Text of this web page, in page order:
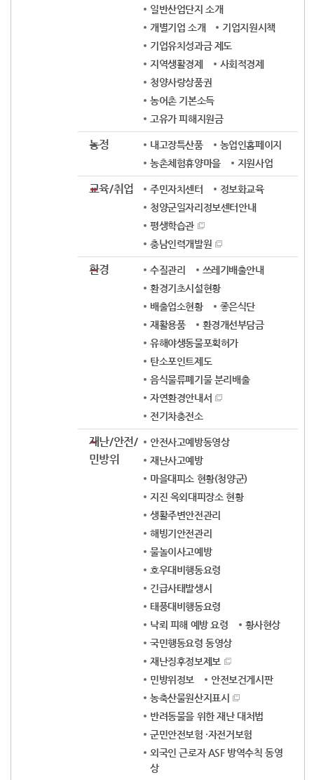
일반산업단지 소개
개별기업 소개
기업지원시책
기업유치성과금 제도
지역생활경제
사회적경제
청양사랑상품권
농어촌 기본소득
고유가 피해지원금
농정 내고장특산품
농업인홈페이지
농촌체험휴양마을
지원사업
교육/취업 주민자치센터
정보화교육
청양군일자리정보센터안내
평생학습관
충남인력개발원
환경 수질관리
쓰레기배출안내
환경기초시설현황
배출업소현황
좋은식단
재활용품
환경개선부담금
유해야생동물포획허가
탄소포인트제도
음식물류폐기물 분리배출
자연환경안내서
전기차충전소
재난/안전/
민방위
안전사고예방동영상
재난사고예방
마을대피소 현황(청양군)
지진 옥외대피장소 현황
생활주변안전관리
해빙기안전관리
물놀이사고예방
호우대비행동요령
긴급사태발생시
태풍대비행동요령
낙뢰 피해 예방 요령
황사현상
국민행동요령 동영상
재난징후정보제보
민방위정보
안전보건게시판
농축산물원산지표시
반려동물을 위한 재난 대처법
군민안전보험 ·자전거보험
외국인 근로자 ASF 방역수칙 동영
상